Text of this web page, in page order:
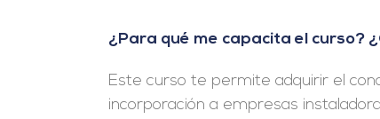
¿Para qué me capacita el curso?
Este curso te permite adquirir el
incorporación a empresas